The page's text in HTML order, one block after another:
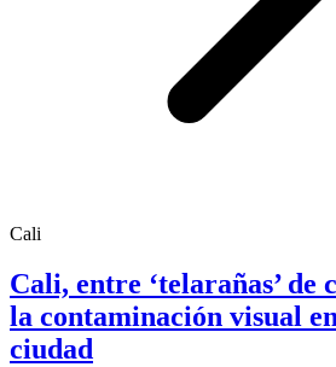
Cali
Cali, entre ‘telarañas’ de
la contaminación visual
ciudad